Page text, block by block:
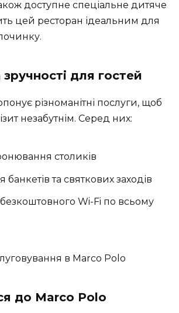
доступне спеціальне дитяче
цей ресторан ідеальним для
для гостей
різноманітні послуги, щоб
незабутнім. Серед них:
столиків
банкетів та святкових заходів
Wi-Fi по всьому
до Marco Polo